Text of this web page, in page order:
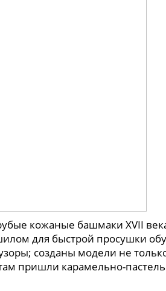
кожаные башмаки XVII
для быстрой просушки
созданы модели не
пришли карамельно-